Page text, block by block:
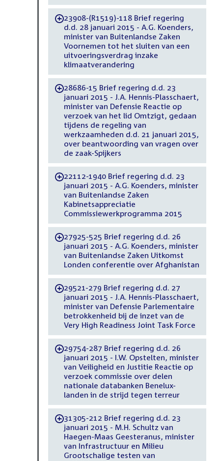
-23908-(R1519)-118 Brief regering
d.d. 28 januari 2015 - A.G. Koenders,
minister van Buitenlandse Zaken
Voornemen tot het sluiten van een
uitvoeringsverdrag inzake
klimaatverandering
-28686-15 Brief regering d.d. 23
januari 2015 - J.A. Hennis-Plasschaert,
minister van Defensie Reactie op
verzoek van het lid Omtzigt, gedaan
tijdens de regeling van
werkzaamheden d.d. 21 januari 2015,
over beantwoording van vragen over
de zaak-Spijkers
-22112-1940 Brief regering d.d. 23
januari 2015 - A.G. Koenders, minister
van Buitenlandse Zaken
Kabinetsappreciatie
Commissiewerkprogramma 2015
-27925-525 Brief regering d.d. 26
januari 2015 - A.G. Koenders, minister
van Buitenlandse Zaken Uitkomst
Londen conferentie over Afghanistan
-29521-279 Brief regering d.d. 27
januari 2015 - J.A. Hennis-Plasschaert,
minister van Defensie Parlementaire
betrokkenheid bij de inzet van de
Very High Readiness Joint Task Force
-29754-287 Brief regering d.d. 26
januari 2015 - I.W. Opstelten, minister
van Veiligheid en Justitie Reactie op
verzoek commissie over delen
nationale databanken Benelux-
landen in de strijd tegen terreur
-31305-212 Brief regering d.d. 23
januari 2015 - M.H. Schultz van
Haegen-Maas Geesteranus, minister
van Infrastructuur en Milieu
Grootschalige testen van